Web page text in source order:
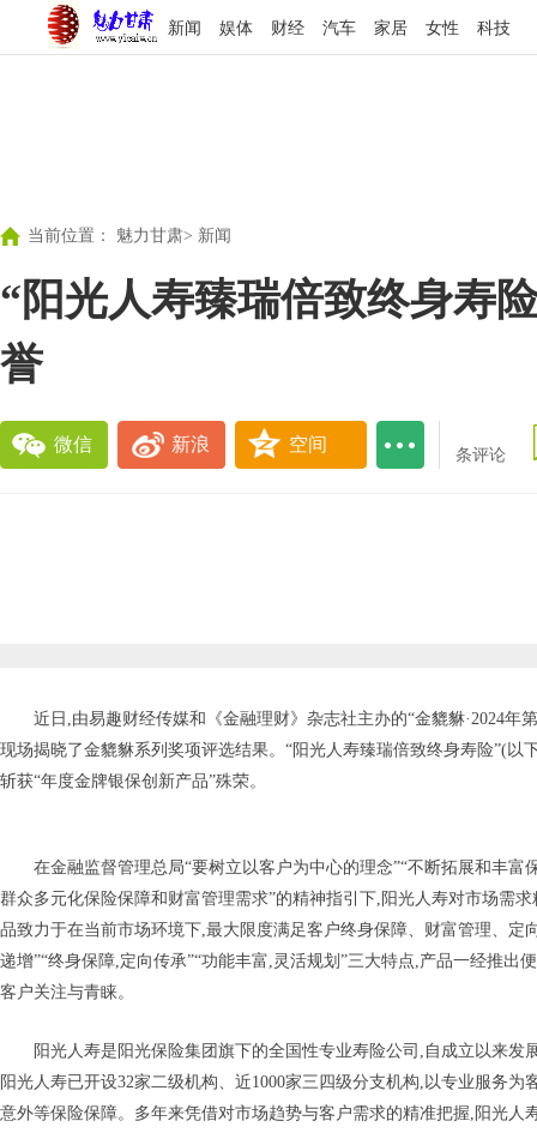
新闻 娱体 财经 汽车 家居 女性 科技
当前位置： 魅力甘肃> 新闻
“阳光人寿臻瑞倍致终身寿
誉
微信 新浪 空间
条评论
近日,由易趣财经传媒和《金融理财》杂志社主办的“金貔貅·2024年
现场揭晓了金貔貅系列奖项评选结果。“阳光人寿臻瑞倍致终身寿险”(以
斩获“年度金牌银保创新产品”殊荣。
在金融监督管理总局“要树立以客户为中心的理念”“不断拓展和丰富
群众多元化保险保障和财富管理需求”的精神指引下,阳光人寿对市场需
品致力于在当前市场环境下,最大限度满足客户终身保障、财富管理、定
递增”“终身保障,定向传承”“功能丰富,灵活规划”三大特点,产品一经推出
客户关注与青睐。
阳光人寿是阳光保险集团旗下的全国性专业寿险公司,自成立以来发
阳光人寿已开设32家二级机构、近1000家三四级分支机构,以专业服务为
意外等保险保障。多年来凭借对市场趋势与客户需求的精准把握,阳光人